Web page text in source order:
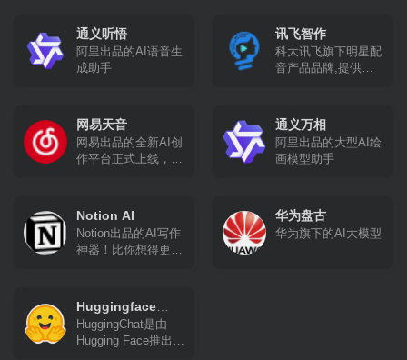
通义听悟
阿里出品的AI语音生
成助手
讯飞智作
科大讯飞旗下明星配
音产品品牌,提供合
配音、AI虚拟主播等
一站式配音服务。
网易天音
网易出品的全新AI创
作平台正式上线，海
乐天赋！
通义万相
阿里出品的大型AI绘
画模型助手
Notion AI
Notion出品的AI写作
神器！比你想得更
华为盘古
华为旗下的AI大模型
Huggingface
Chat
HuggingChat是由
Hugging Face推出的